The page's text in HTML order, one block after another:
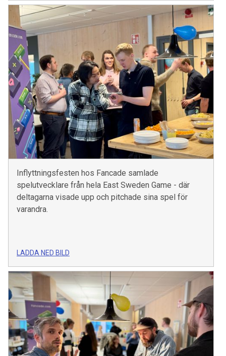
Inflyttningsfesten hos Fancade samlade
spelutvecklare från hela East Sweden Game - där
deltagarna visade upp och pitchade sina spel för
varandra.
LADDA NED BILD